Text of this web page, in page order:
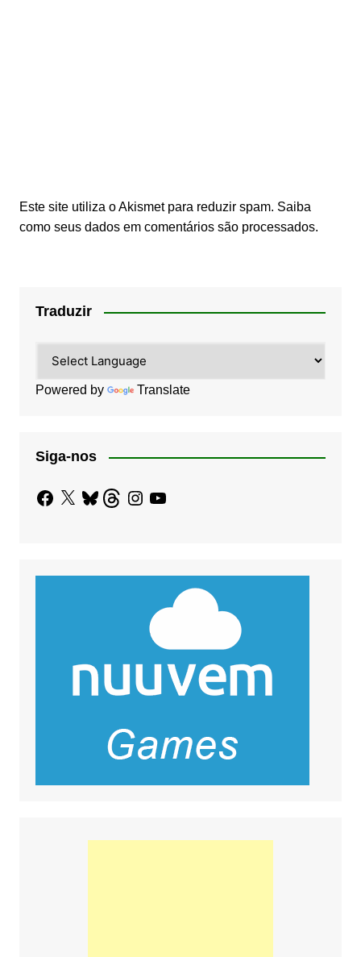
Este site utiliza o Akismet para reduzir spam. Saiba
como seus dados em comentários são processados.
Traduzir
Powered by Translate
Siga-nos
Facebook
X BlueskyThreadsInstagram
YouTube